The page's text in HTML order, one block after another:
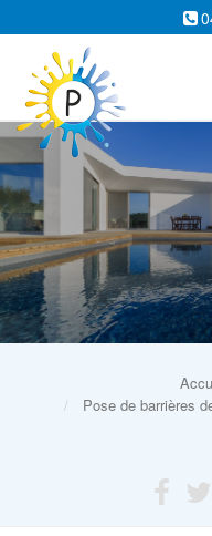
Pose de barrières